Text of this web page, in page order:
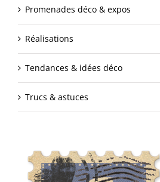
Promenades déco & expos
Réalisations
Tendances & idées déco
Trucs & astuces